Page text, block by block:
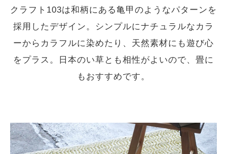
クラフト103は和柄にある亀甲のようなパターンを
採用したデザイン。シンプルにナチュラルなカラ
ーからカラフルに染めたり、天然素材にも遊び心
をプラス。日本のい草とも相性がよいので、畳に
もおすすめです。